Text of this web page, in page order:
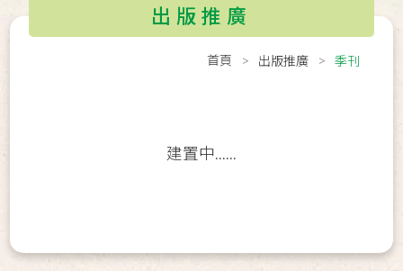
出版推廣
首頁 出版推廣 季刊
建置中......